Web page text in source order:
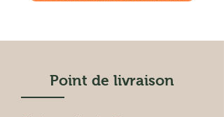
Point de livraison